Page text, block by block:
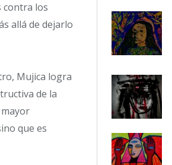
contra los
allá de dejarlo
Mujica logra
de la
que es